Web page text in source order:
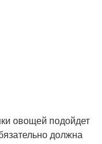
овощей подойдет
должна